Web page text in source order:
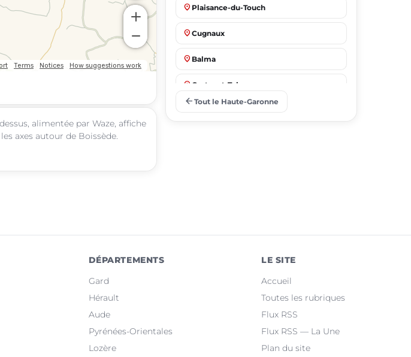
alimentée par Waze, affiche
axes autour de Boissède.
place Plaisance-du-Touch
place Cugnaux
place Balma
place Castanet-Tolosan
arrow_back Tout le Haute-Garonne
DÉPARTEMENTS
Gard
Hérault
Aude
Pyrénées-Orientales
Lozère
LE SITE
Accueil
Toutes les rubriques
Flux RSS
Flux RSS — La Une
Plan du site